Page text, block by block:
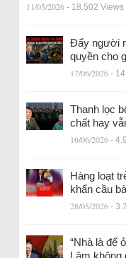
11/05/2026 - 18.502 Views
Đẩy người
quyền cho
17/06/2026 -
Thanh lọc
chất hay
16/06/2026 -
Hàng loạt
khẩn cầu
28/05/2026 -
“Nhà là để
Lâm không